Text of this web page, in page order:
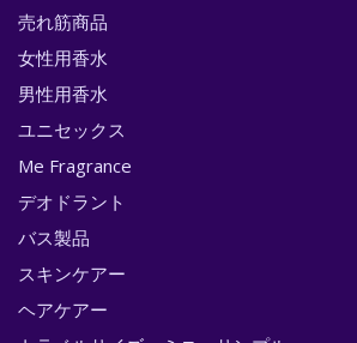
売れ筋商品
女性用香水
男性用香水
ユニセックス
Me Fragrance
デオドラント
バス製品
スキンケアー
ヘアケアー